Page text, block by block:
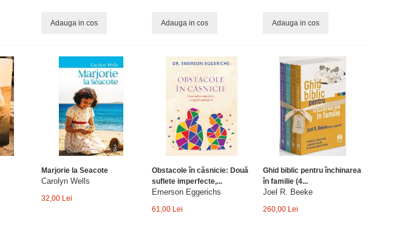
Adauga in cos Adauga in cos Adauga in cos
Marjorie la Seacote
Carolyn Wells
32,00 Lei
Obstacole în căsnicie: Două
suflete imperfecte,...
Emerson Eggerichs
61,00 Lei
Ghid biblic pentru închinarea
în familie (4...
Joel R. Beeke
260,00 Lei